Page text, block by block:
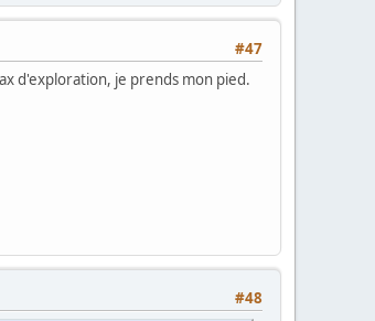
#47
d'exploration, je prends mon pied.
#48